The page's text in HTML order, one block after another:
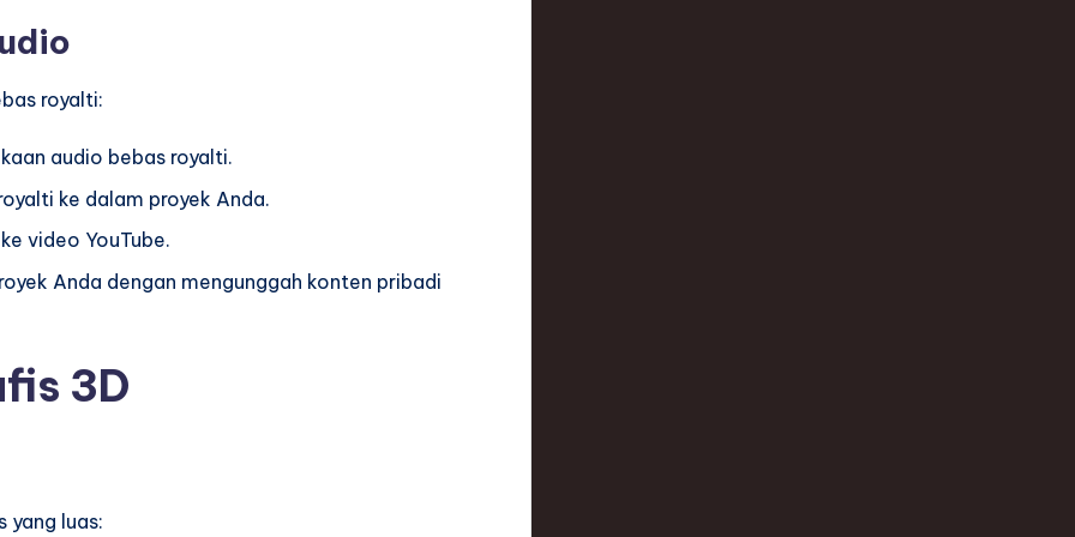
royalti:
audio bebas royalti.
ke dalam proyek Anda.
video YouTube.
Anda dengan mengunggah konten pribadi
3D
yang luas: